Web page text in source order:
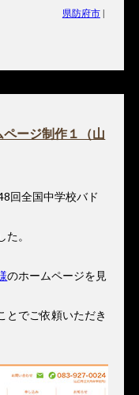
県防府市|
ージ制作１（山
回全国中学校バド
。
のホームページを見
とでご依頼いただき